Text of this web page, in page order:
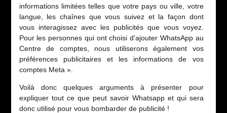
informations limitées telles que votre pays ou ville, votre
langue, les chaînes que vous suivez et la façon dont
vous interagissez avec les publicités que vous voyez.
Pour les personnes qui ont choisi d'ajouter WhatsApp au
Centre de comptes, nous utiliserons également vos
préférences publicitaires et les informations de vos
comptes Meta ».
Voilà donc quelques arguments à présenter pour
expliquer tout ce que peut savoir Whatsapp et qui sera
donc utilisé pour vous bombarder de publicité !